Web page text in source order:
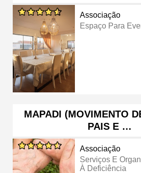
Associação
Espaço Para
MAPADI (MOVIMENTO
PAIS E …
Associação
Serviços E
À Deficiência